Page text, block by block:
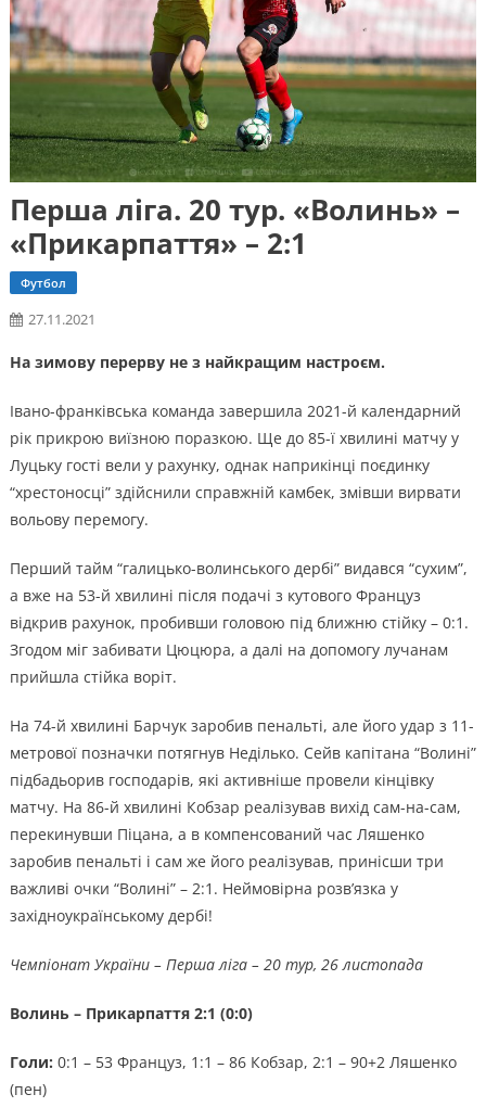
Перша ліга. 20 тур. «Волинь» –
«Прикарпаття» – 2:1
Футбол
27.11.2021
На зимову перерву не з найкращим настроєм.
Івано-франківська команда завершила 2021-й календарний
рік прикрою виїзною поразкою. Ще до 85-ї хвилині матчу у
Луцьку гості вели у рахунку, однак наприкінці поєдинку
“хрестоносці” здійснили справжній камбек, змівши вирвати
вольову перемогу.
Перший тайм “галицько-волинського дербі” видався “сухим”,
а вже на 53-й хвилині після подачі з кутового Француз
відкрив рахунок, пробивши головою під ближню стійку – 0:1.
Згодом міг забивати Цюцюра, а далі на допомогу лучанам
прийшла стійка воріт.
На 74-й хвилині Барчук заробив пенальті, але його удар з 11-
метрової позначки потягнув Неділько. Сейв капітана “Волині”
підбадьорив господарів, які активніше провели кінцівку
матчу. На 86-й хвилині Кобзар реалізував вихід сам-на-сам,
перекинувши Піцана, а в компенсований час Ляшенко
заробив пенальті і сам же його реалізував, принісши три
важливі очки “Волині” – 2:1. Неймовірна розв’язка у
західноукраїнському дербі!
Чемпіонат України – Перша ліга – 20 тур, 26 листопада
Волинь – Прикарпаття 2:1 (0:0)
Голи: 0:1 – 53 Француз, 1:1 – 86 Кобзар, 2:1 – 90+2 Ляшенко
(пен)